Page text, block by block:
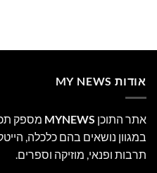
אודות MY NEWS
אתר התוכן MYNEWS מספק
במגוון נושאים בהם כלכלה, הייטק
תרבות ופנאי, מוזיקה וספרים.